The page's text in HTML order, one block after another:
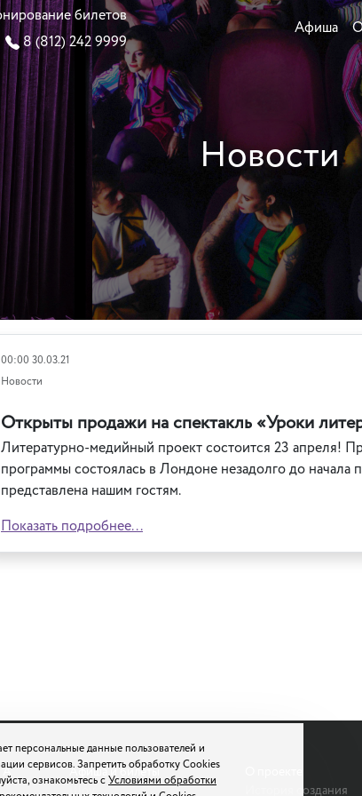
персональные данные пользователей и
сервисов. Запретить обработку Cookies
ознакомьтесь сУсловиями обработки
билетов
8 (812) 242 9999
Афиша
Новости
00:00 30.03.21
Новости
Открыты продажи на спектакль «Уроки
Литературно-медийный проект состоится 23 апреля!
программы состоялась в Лондоне незадолго до начала
представлена нашим гостям.
Показать подробнее...
А
Афиша и билеты
Шоу
История создания